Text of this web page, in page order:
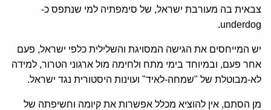
צבאית בה מעורבת ישראל, של סימפתיה למי שנתפס כ-
underdog.
יש המייחסים את הגישה המסויגת והשלילית כלפי ישראל, פעם
אחר פעם, ובמיוחד בימי מתח ולחימה מול ארגוני הטרור, למידה
לא-מבוטלת של "שמחה-לאיד" ועוינות היסטורית נגד ישראל.
מן הסתם, אין להוציא מכלל אפשרות את קיומה וחשיפתה של